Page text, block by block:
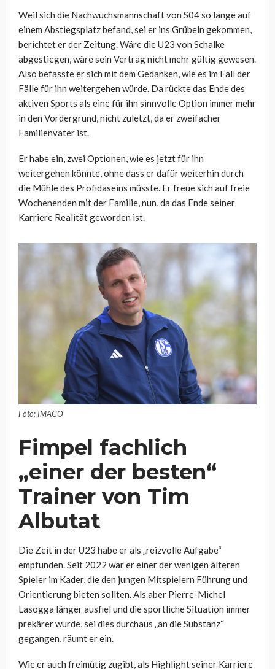
Weil sich die Nachwuchsmannschaft von S04 so lange auf
einem Abstiegsplatz befand, sei er ins Grübeln gekommen,
berichtet er der Zeitung. Wäre die U23 von Schalke
abgestiegen, wäre sein Vertrag nicht mehr gültig gewesen.
Also befasste er sich mit dem Gedanken, wie es im Fall der
Fälle für ihn weitergehen würde. Da rückte das Ende des
aktiven Sports als eine für ihn sinnvolle Option immer mehr
in den Vordergrund, nicht zuletzt, da er zweifacher
Familienvater ist.
Er habe ein, zwei Optionen, wie es jetzt für ihn
weitergehen könnte, ohne dass er dafür weiterhin durch
die Mühle des Profidaseins müsste. Er freue sich auf freie
Wochenenden mit der Familie, nun, da das Ende seiner
Karriere Realität geworden ist.
Foto: IMAGO
Fimpel fachlich
„einer der besten“
Trainer von Tim
Albutat
Die Zeit in der U23 habe er als „reizvolle Aufgabe“
empfunden. Seit 2022 war er einer der wenigen älteren
Spieler im Kader, die den jungen Mitspielern Führung und
Orientierung bieten sollten. Als aber Pierre-Michel
Lasogga länger ausfiel und die sportliche Situation immer
prekärer wurde, sei dies durchaus „an die Substanz“
gegangen, räumt er ein.
Wie er auch freimütig zugibt, als Highlight seiner Karriere